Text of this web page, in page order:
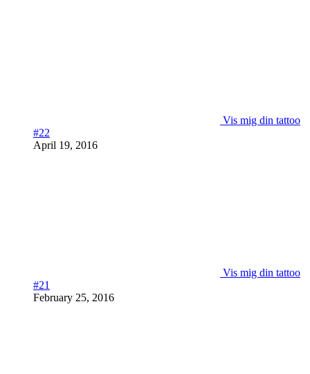
Vis mig din tattoo
#22
April 19, 2016
Vis mig din tattoo
#21
February 25, 2016